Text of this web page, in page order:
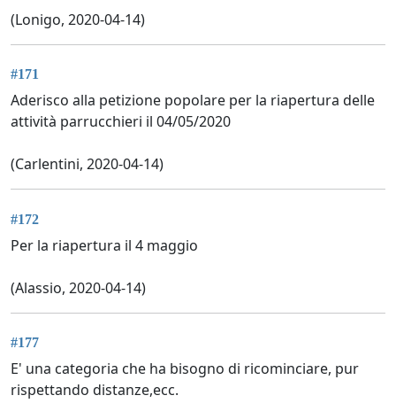
(Lonigo, 2020-04-14)
#171
Aderisco alla petizione popolare per la riapertura delle
attività parrucchieri il 04/05/2020
(Carlentini, 2020-04-14)
#172
Per la riapertura il 4 maggio
(Alassio, 2020-04-14)
#177
E' una categoria che ha bisogno di ricominciare, pur
rispettando distanze,ecc.